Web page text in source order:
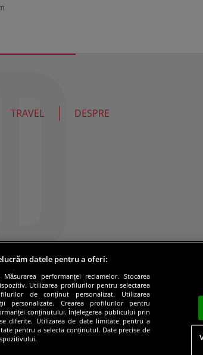
TRAVEL DESPRE
datele pentru a oferi:
performanței reclamelor. Stocarea
Utilizarea profilurilor pentru selectarea
de conținut personalizat. Utilizarea
personalizate. Crearea profilurilor pentru
conținutului. Înțelegerea publicului prin
diferite. Utilizarea de date limitate pentru a
pentru a selecta conținutul. Date precise de